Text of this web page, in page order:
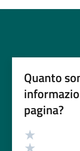
Quanto
pagina?
Valutazione